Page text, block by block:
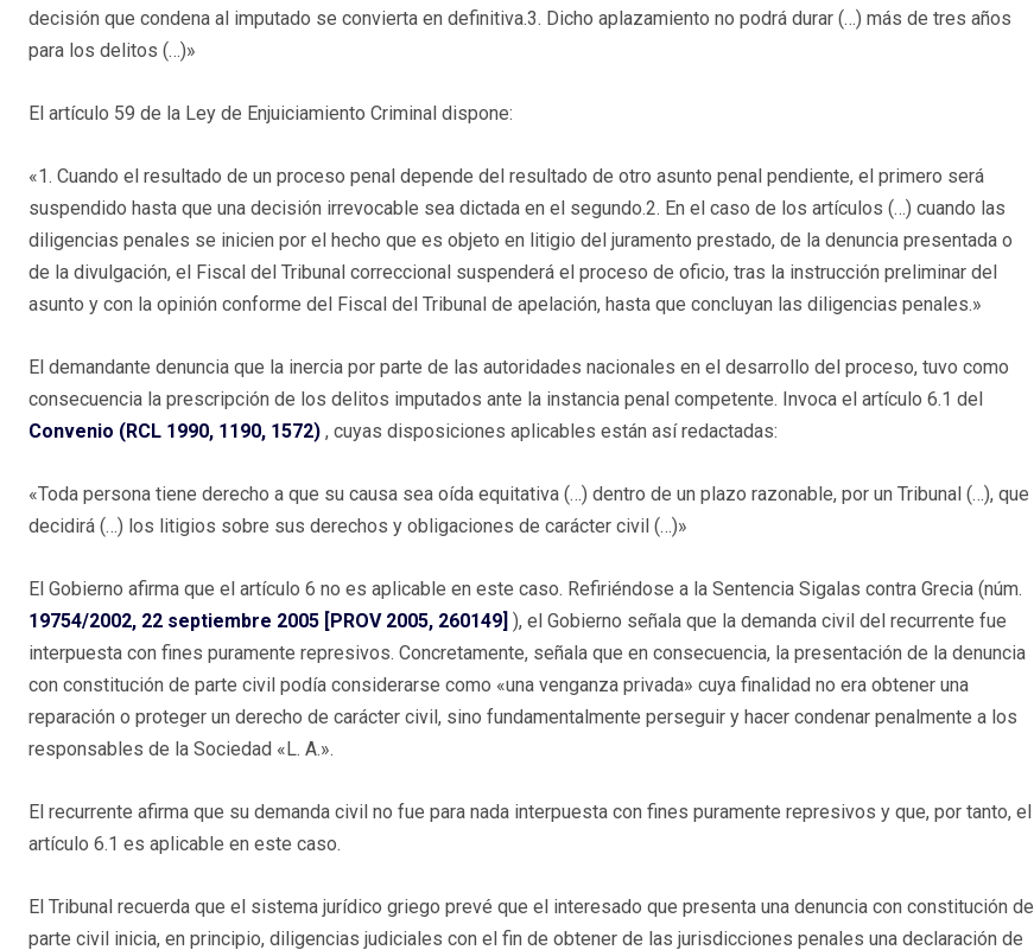
decisión que condena al imputado se convierta en definitiva.3. Dicho aplazamiento no podrá durar (…) más de tres años
para los delitos (…)»
El artículo 59 de la Ley de Enjuiciamiento Criminal dispone:
«1. Cuando el resultado de un proceso penal depende del resultado de otro asunto penal pendiente, el primero será
suspendido hasta que una decisión irrevocable sea dictada en el segundo.2. En el caso de los artículos (…) cuando las
diligencias penales se inicien por el hecho que es objeto en litigio del juramento prestado, de la denuncia presentada o
de la divulgación, el Fiscal del Tribunal correccional suspenderá el proceso de oficio, tras la instrucción preliminar del
asunto y con la opinión conforme del Fiscal del Tribunal de apelación, hasta que concluyan las diligencias penales.»
El demandante denuncia que la inercia por parte de las autoridades nacionales en el desarrollo del proceso, tuvo como
consecuencia la prescripción de los delitos imputados ante la instancia penal competente. Invoca el artículo 6.1 del
Convenio (RCL 1990, 1190, 1572) , cuyas disposiciones aplicables están así redactadas:
«Toda persona tiene derecho a que su causa sea oída equitativa (…) dentro de un plazo razonable, por un Tribunal (…), que
decidirá (…) los litigios sobre sus derechos y obligaciones de carácter civil (…)»
El Gobierno afirma que el artículo 6 no es aplicable en este caso. Refiriéndose a la Sentencia Sigalas contra Grecia (núm.
19754/2002, 22 septiembre 2005 [PROV 2005, 260149] ), el Gobierno señala que la demanda civil del recurrente fue
interpuesta con fines puramente represivos. Concretamente, señala que en consecuencia, la presentación de la denuncia
con constitución de parte civil podía considerarse como «una venganza privada» cuya finalidad no era obtener una
reparación o proteger un derecho de carácter civil, sino fundamentalmente perseguir y hacer condenar penalmente a los
responsables de la Sociedad «L. A.».
El recurrente afirma que su demanda civil no fue para nada interpuesta con fines puramente represivos y que, por tanto, el
artículo 6.1 es aplicable en este caso.
El Tribunal recuerda que el sistema jurídico griego prevé que el interesado que presenta una denuncia con constitución de
parte civil inicia, en principio, diligencias judiciales con el fin de obtener de las jurisdicciones penales una declaración de